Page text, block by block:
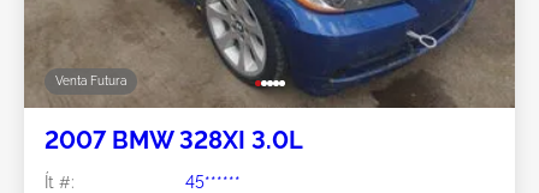
Venta Futura
2007 BMW 328XI 3.0L
Ít #:
45******